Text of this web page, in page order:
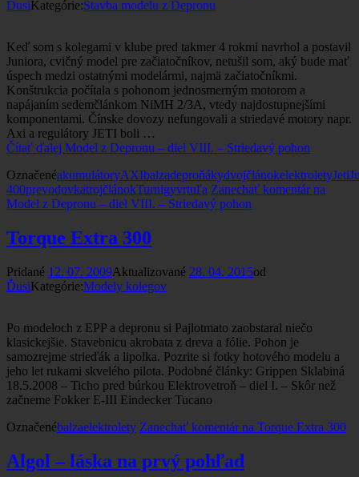
ĎusiKategórie:Stavba modelu z Depronu
Keď som s kolegami v klube pred takmer 4 rokmi navrhol a postavil
Juniora, cvičný model pre začiatočníkov, netušil som, aký bude mať
úspech medzi ostatnými modelármi, najmä začiatočníkmi.
Konštrukcia počítala s pohonom jednosmerným motorom a
napájaním sedemčlánkom NiMH 2/3A, vtedy najdostupnejšími
komponentami. Čínske dovozy nefungovali a striedavé motory napr.
Axi a regulátory JETI boli …
Čítať ďalej Model z Depronu – diel VIII. – Striedavý pohon
OznačenéakumulátoryAXIbalzadeproňákydvojčlánokelektroletyJeti
400prevodovkatrojčlánokTurnigyvrtuľa Zanechať komentárna
Model z Depronu – diel VIII. – Striedavý pohon
Torque Extra 300
Pridané 12. 07. 2009Aktualizované 28. 04. 2015od
ĎusiKategórie:Modely kolegov
Po modeloch z EPP a depronu si Pajlotmato zaobstaral niečo
klasickejšie. Stavebnicu akrobata z dreva a fólie. Pohon je
samozrejme strieďák a lipolka. Pozrite si fotky hotového modelu a
jeho let rukami skvelého pilota. Podobné články: Grippen Sklabiná
18.5.2008 – Ticho pred búrkou Elektrovetroň – diel I. – Skôr než
začneme Fokker E-III Eindecker Tucano
Označenébalzaelektrolety Zanechať komentárna Torque Extra 300
Algol – láska na prvý pohľad